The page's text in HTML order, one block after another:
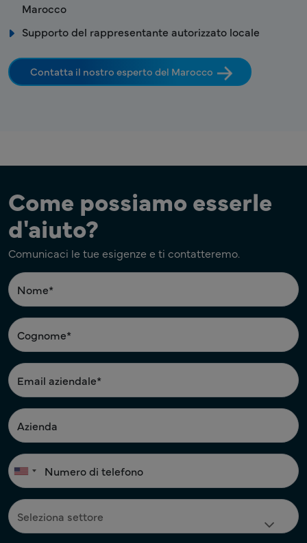
Marocco
Supporto del rappresentante autorizzato locale
Contatta il nostro esperto del Marocco
Come possiamo esserle
d'aiuto?
Comunicaci le tue esigenze e ti contatteremo.